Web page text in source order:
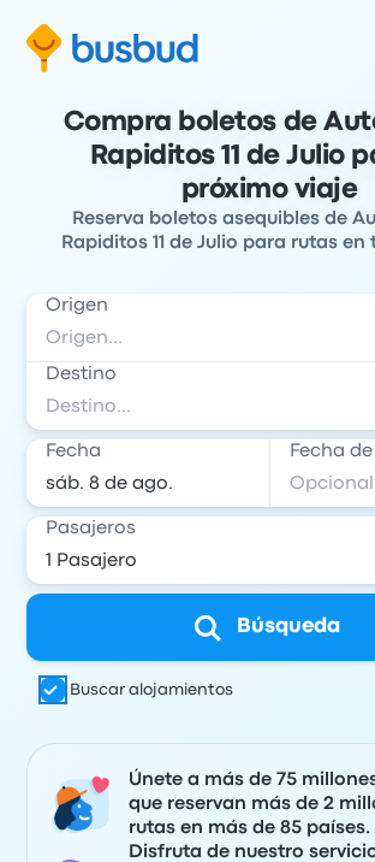
Compra boletos de
Rapiditos 11 de Julio
próximo viaje
Reserva boletos asequibles de
Rapiditos 11 de Julio para rutas
Origen
Destino
Fecha Fecha
Pasajeros
Búsqueda
Buscar alojamientos
Únete a más de 75
que reservan más de 2
rutas en más de 85 países.
Disfruta de nuestro